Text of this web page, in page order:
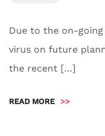
Due to the on-
virus on future
the recent […]
READ MORE >>